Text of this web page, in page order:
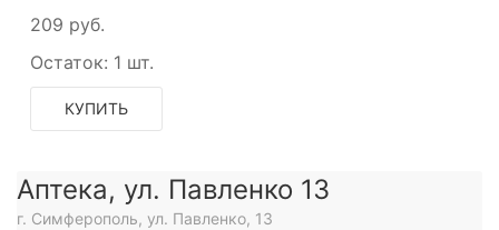
209 руб.
Остаток: 1 шт.
КУПИТЬ
Аптека, ул. Павленко 13
г. Симферополь, ул. Павленко, 13